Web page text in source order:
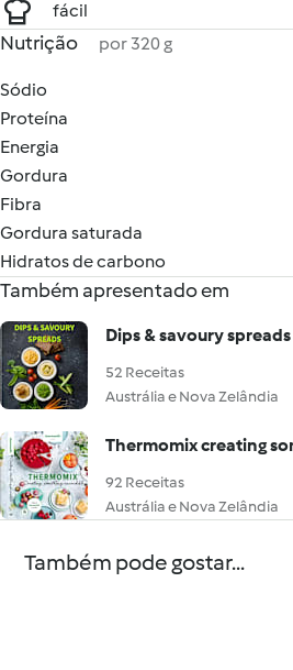
fácil
Nutrição por 320 g
Sódio
Proteína
Energia
Gordura
Fibra
Gordura saturada
Hidratos de carbono
Também apresentado em
Dips & savoury spreads
52 Receitas
Austrália e Nova Zelândia
Thermomix creating
92 Receitas
Austrália e Nova Zelândia
Também pode gostar...